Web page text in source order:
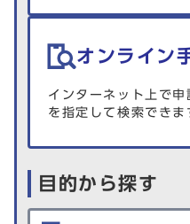
オンライン
インターネット上で
を指定して検索できま
目的から探す